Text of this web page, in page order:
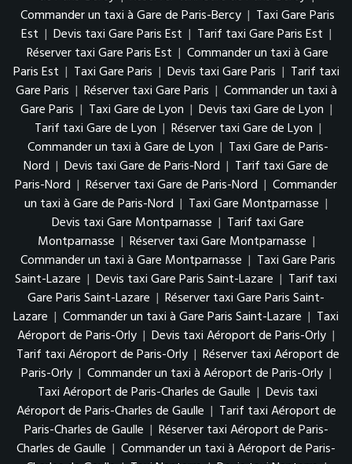
Commander un taxi à Gare de Paris-Bercy | Taxi Gare Paris
Est | Devis taxi Gare Paris Est | Tarif taxi Gare Paris Est |
Réserver taxi Gare Paris Est | Commander un taxi à Gare
Paris Est | Taxi Gare Paris | Devis taxi Gare Paris | Tarif taxi
Gare Paris | Réserver taxi Gare Paris | Commander un taxi à
Gare Paris | Taxi Gare de Lyon | Devis taxi Gare de Lyon |
Tarif taxi Gare de Lyon | Réserver taxi Gare de Lyon |
Commander un taxi à Gare de Lyon | Taxi Gare de Paris-
Nord | Devis taxi Gare de Paris-Nord | Tarif taxi Gare de
Paris-Nord | Réserver taxi Gare de Paris-Nord | Commander
un taxi à Gare de Paris-Nord | Taxi Gare Montparnasse |
Devis taxi Gare Montparnasse | Tarif taxi Gare
Montparnasse | Réserver taxi Gare Montparnasse |
Commander un taxi à Gare Montparnasse | Taxi Gare Paris
Saint-Lazare | Devis taxi Gare Paris Saint-Lazare | Tarif taxi
Gare Paris Saint-Lazare | Réserver taxi Gare Paris Saint-
Lazare | Commander un taxi à Gare Paris Saint-Lazare | Taxi
Aéroport de Paris-Orly | Devis taxi Aéroport de Paris-Orly |
Tarif taxi Aéroport de Paris-Orly | Réserver taxi Aéroport de
Paris-Orly | Commander un taxi à Aéroport de Paris-Orly |
Taxi Aéroport de Paris-Charles de Gaulle | Devis taxi
Aéroport de Paris-Charles de Gaulle | Tarif taxi Aéroport de
Paris-Charles de Gaulle | Réserver taxi Aéroport de Paris-
Charles de Gaulle | Commander un taxi à Aéroport de Paris-